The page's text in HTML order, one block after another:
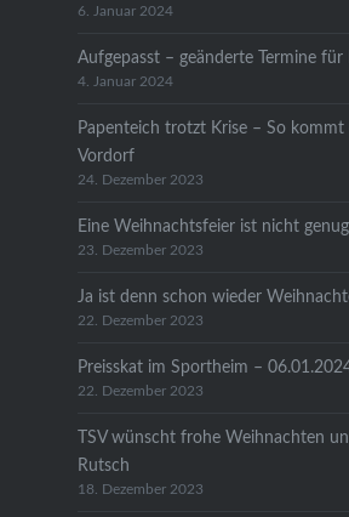
6. Januar 2024
Aufgepasst – geänderte Termine
4. Januar 2024
Papenteich trotzt Krise – So kommt
Vordorf
24. Dezember 2023
Eine Weihnachtsfeier ist nicht
23. Dezember 2023
Ja ist denn schon wieder
22. Dezember 2023
Preisskat im Sportheim –
22. Dezember 2023
TSV wünscht frohe Weihnachten
Rutsch
18. Dezember 2023